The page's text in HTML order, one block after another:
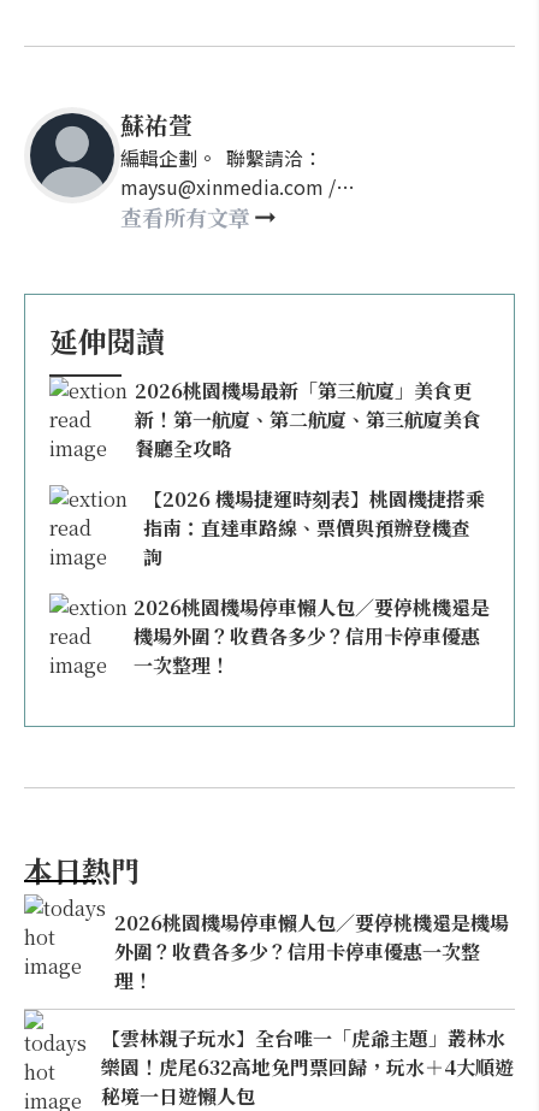
蘇祐萱
編輯企劃。 聯繫請洽：
maysu@xinmedia.com /
may860527@gmail.com
查看所有文章
延伸閱讀
2026桃園機場最新「第三航廈」美食更
新！第一航廈、第二航廈、第三航廈美食
餐廳全攻略
【2026 機場捷運時刻表】桃園機捷搭乘
指南：直達車路線、票價與預辦登機查
詢
2026桃園機場停車懶人包／要停桃機還是
機場外圍？收費各多少？信用卡停車優惠
一次整理！
本日熱門
2026桃園機場停車懶人包／要停桃機還是機場
外圍？收費各多少？信用卡停車優惠一次整
理！
【雲林親子玩水】全台唯一「虎爺主題」叢林水
樂園！虎尾632高地免門票回歸，玩水＋4大順遊
秘境一日遊懶人包